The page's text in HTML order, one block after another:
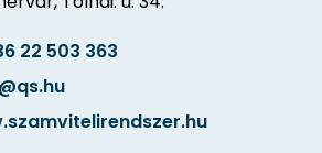
22 503 363